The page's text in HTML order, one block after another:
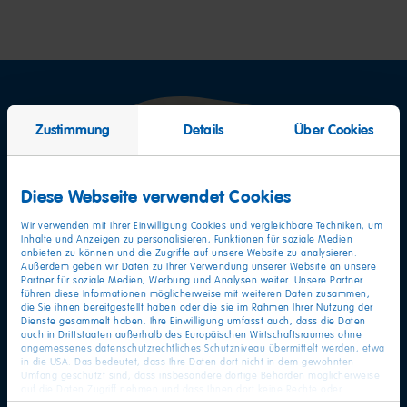
Zustimmung Details Über Cookies
Diese Webseite verwendet Cookies
Wir verwenden mit Ihrer Einwilligung Cookies und vergleichbare Techniken, um
Inhalte und Anzeigen zu personalisieren, Funktionen für soziale Medien
anbieten zu können und die Zugriffe auf unsere Website zu analysieren.
Außerdem geben wir Daten zu Ihrer Verwendung unserer Website an unsere
Partner für soziale Medien, Werbung und Analysen weiter. Unsere Partner
führen diese Informationen möglicherweise mit weiteren Daten zusammen,
die Sie ihnen bereitgestellt haben oder die sie im Rahmen Ihrer Nutzung der
Dienste gesammelt haben. Ihre Einwilligung umfasst auch, dass die Daten
auch in Drittstaaten außerhalb des Europäischen Wirtschaftsraumes ohne
angemessenes datenschutzrechtliches Schutzniveau übermittelt werden, etwa
in die USA. Das bedeutet, dass Ihre Daten dort nicht in dem gewohnten
Umfang geschützt sind, dass insbesondere dortige Behörden möglicherweise
Rechtsbehelfe zur Verfügung stehen. Sie haben das Rechts, Ihre Einwilligung